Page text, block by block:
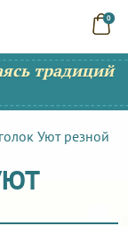
0
традиций
Уют резной